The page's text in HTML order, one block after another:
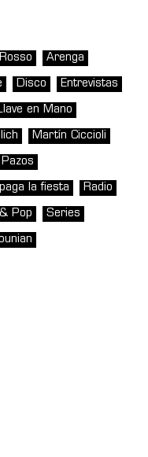
Arenga
Disco Entrevistas
en Mano
Martín Ciccioli
la fiesta Radio
Pop Series